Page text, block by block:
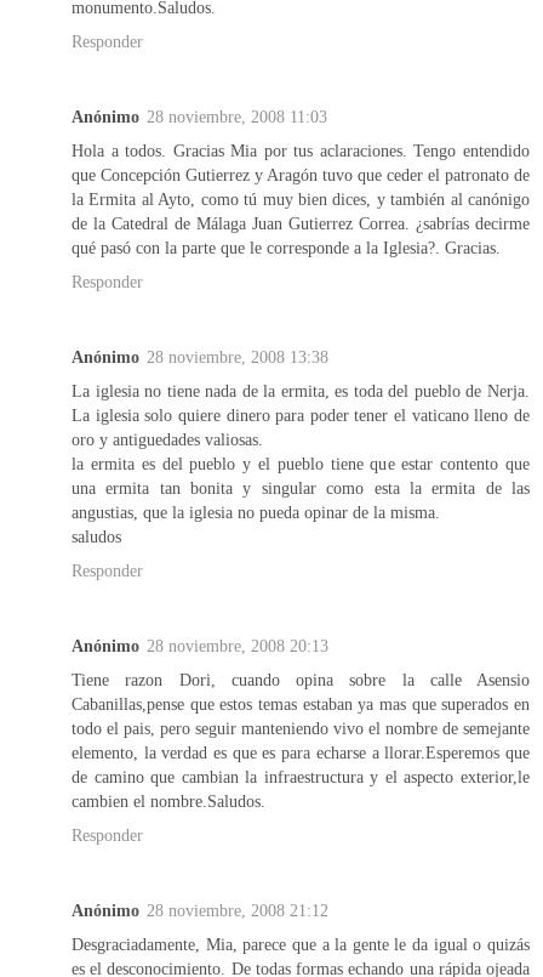
monumento.Saludos.
Responder
Anónimo 28 noviembre, 2008 11:03
Hola a todos. Gracias Mia por tus aclaraciones. Tengo entendido
que Concepción Gutierrez y Aragón tuvo que ceder el patronato de
la Ermita al Ayto, como tú muy bien dices, y también al canónigo
de la Catedral de Málaga Juan Gutierrez Correa. ¿sabrías decirme
qué pasó con la parte que le corresponde a la Iglesia?. Gracias.
Responder
Anónimo 28 noviembre, 2008 13:38
La iglesia no tiene nada de la ermita, es toda del pueblo de Nerja.
La iglesia solo quiere dinero para poder tener el vaticano lleno de
oro y antiguedades valiosas.
la ermita es del pueblo y el pueblo tiene que estar contento que
una ermita tan bonita y singular como esta la ermita de las
angustias, que la iglesia no pueda opinar de la misma.
saludos
Responder
Anónimo 28 noviembre, 2008 20:13
Tiene razon Dori, cuando opina sobre la calle Asensio
Cabanillas,pense que estos temas estaban ya mas que superados en
todo el pais, pero seguir manteniendo vivo el nombre de semejante
elemento, la verdad es que es para echarse a llorar.Esperemos que
de camino que cambian la infraestructura y el aspecto exterior,le
cambien el nombre.Saludos.
Responder
Anónimo 28 noviembre, 2008 21:12
Desgraciadamente, Mia, parece que a la gente le da igual o quizás
es el desconocimiento. De todas formas echando una rápida ojeada